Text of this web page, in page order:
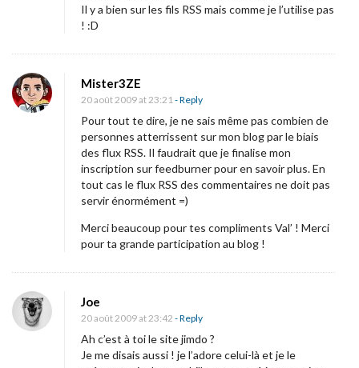
Il y a bien sur les fils RSS mais comme je l’utilise pas
! :D
Mister3ZE
20 août 2009 at 23:21- Reply
Pour tout te dire, je ne sais même pas combien de
personnes atterrissent sur mon blog par le biais
des flux RSS. Il faudrait que je finalise mon
inscription sur feedburner pour en savoir plus. En
tout cas le flux RSS des commentaires ne doit pas
servir énormément =)
Merci beaucoup pour tes compliments Val’ ! Merci
pour ta grande participation au blog !
Joe
20 août 2009 at 23:42 - Reply
Ah c’est à toi le site jimdo ?
Je me disais aussi ! je l’adore celui-là et je le